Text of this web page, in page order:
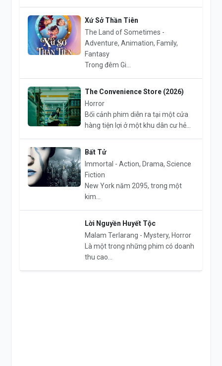
Xứ Sở Thần Tiên
The Land of Sometimes -
Adventure, Animation, Family,
Fantasy
Trong đêm Gi...
The Convenience Store (2026)
Horror
Bối cảnh phim diễn ra tại một cửa
hàng tiện lợi ở một khu dân cư hẻ...
Bất Tử
Immortal - Action, Drama, Science
Fiction
New York năm 2095, trong một
kim...
Lời Nguyền Huyết Tộc
Malam Terlarang - Mystery, Horror
Là một trong những phim có doanh
thu cao...